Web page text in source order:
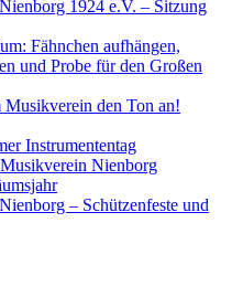
1924 e.V. – Sitzung
Fähnchen aufhängen,
und Probe für den Großen
Musikverein den Ton an!
Instrumententag
Nienborg
– Schützenfeste und